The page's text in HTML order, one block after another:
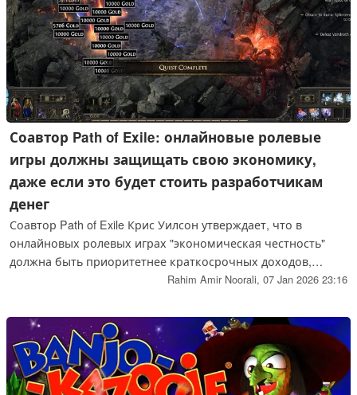
Соавтор Path of Exile: онлайновые ролевые
игры должны защищать свою экономику,
даже если это будет стоить разработчикам
денег
Соавтор Path of Exile Крис Уилсон утверждает, что в
онлайновых ролевых играх "экономическая честность"
должна быть приоритетнее краткосрочных доходов,
настаивая на том, что развитие должно происходить за
или систем "заплатил - выиграл".
Rahim Amir Noorali, 07 Jan 2026 23:16